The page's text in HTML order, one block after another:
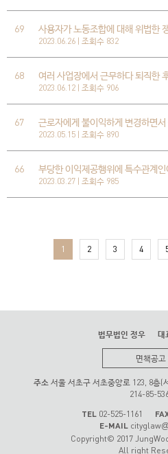
69 사용자가 노동조합에 대해 위법한
2023.06.26 | 조회수 832
68 여러 사업장에서 근무하다 퇴직한
2023.06.12 | 조회수 906
67 근로자에게 불이익하게 변경하면서
2023.05.15 | 조회수 890
66 부당한 이익제공행위에 특수관계인
2023.03.27 | 조회수 985
1 2 3 4
법무법인 정우 대
면책공고
주소서울 서초구 서초중앙로 123, 8층
214-85-
TEL 02-525-1161
E-MAIL cityglaw@
Copyright© 2017
All right